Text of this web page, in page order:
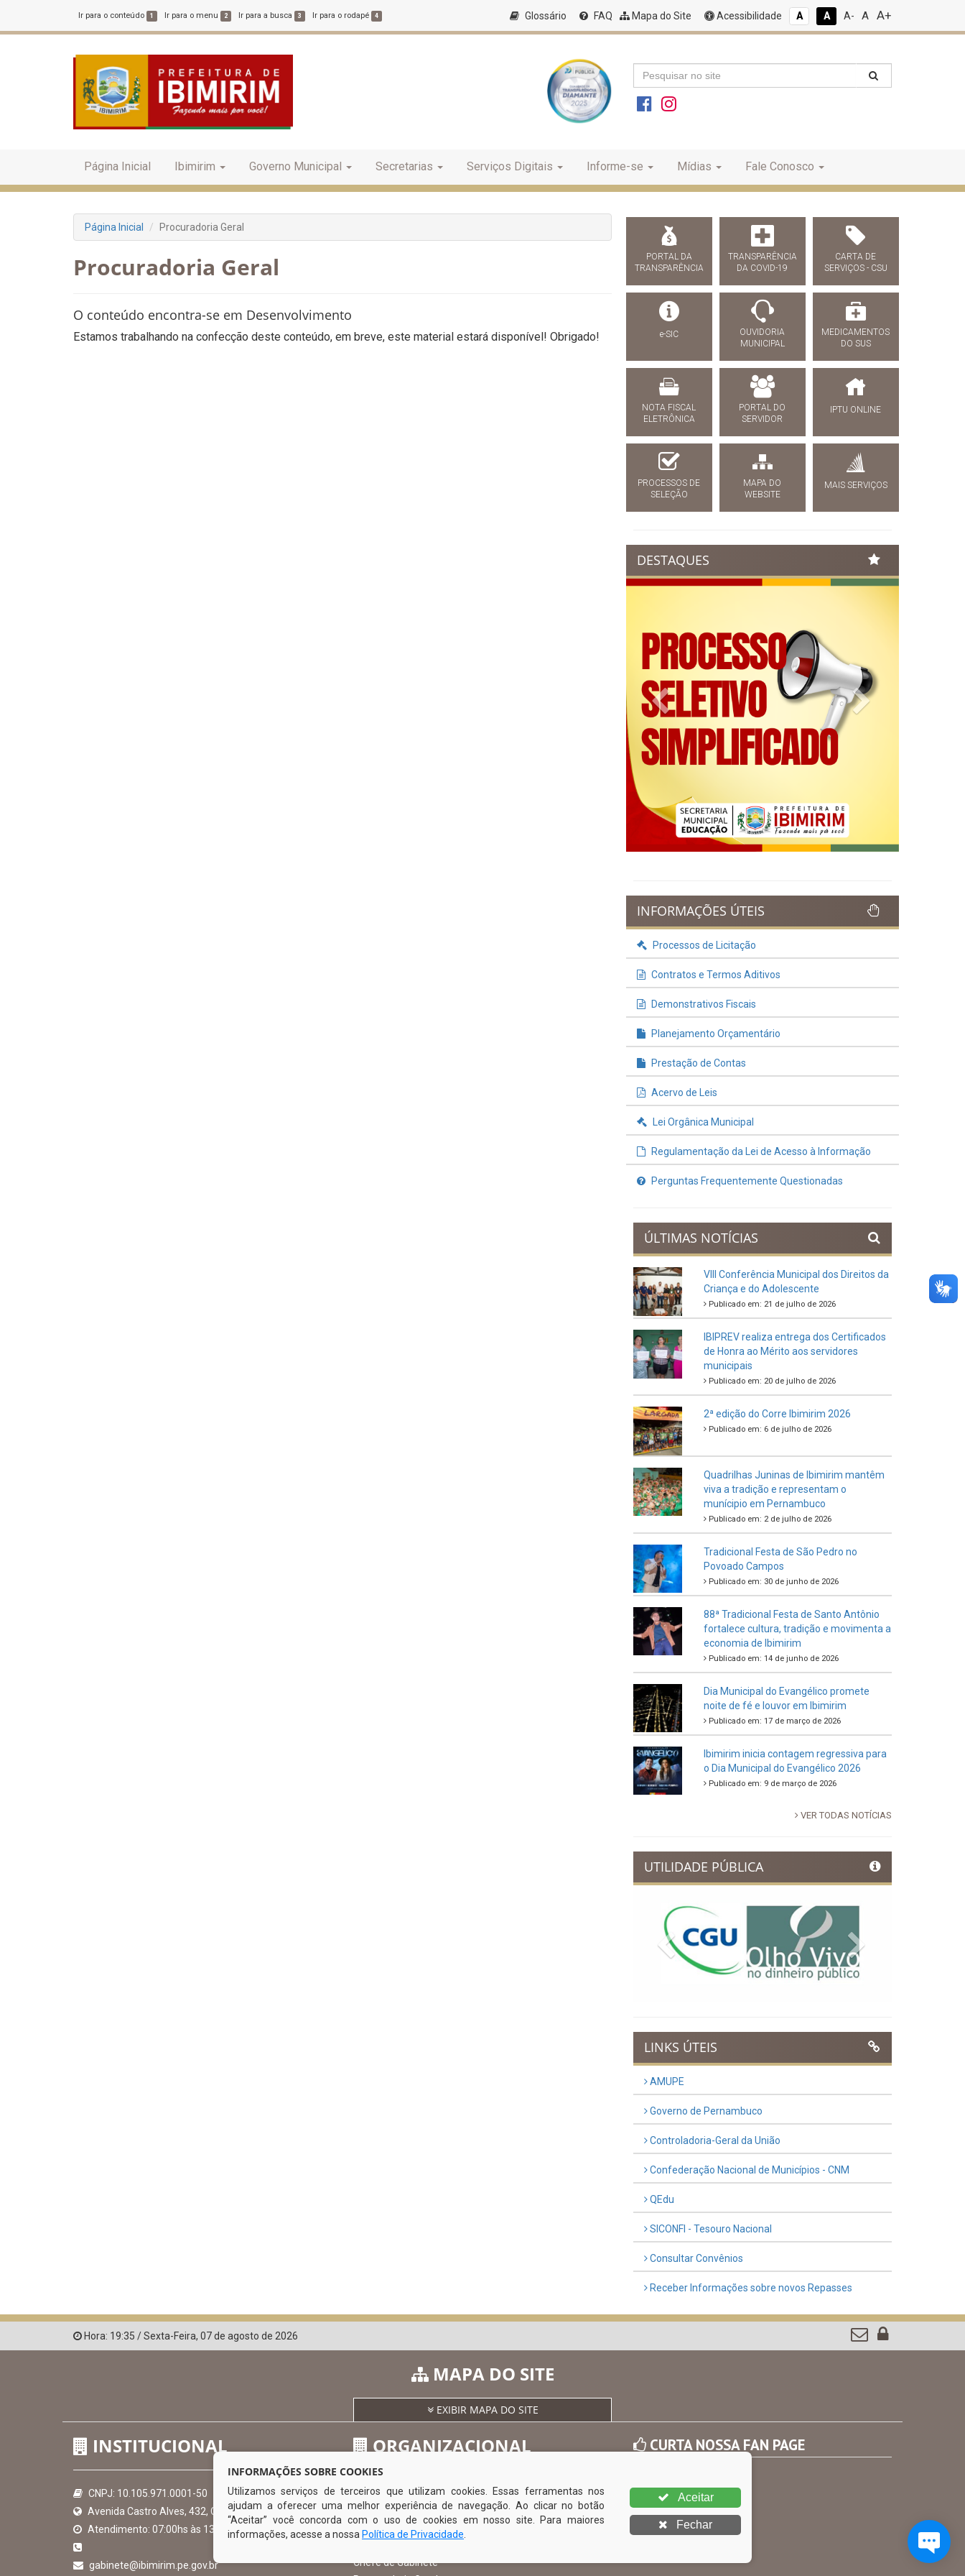
Ir para o conteúdo 1 Ir para o menu 2 Ir para a busca 3 Ir para o rodapé 4 Glossário FAQ Mapa do Site Acessibilidade A A A- A A+
Página Inicial Ibimirim Governo Municipal Secretarias Serviços Digitais Informe-se Mídias Fale Conosco
Página Inicial Procuradoria Geral
Procuradoria Geral
O conteúdo encontra-se em Desenvolvimento
Estamos trabalhando na confecção deste conteúdo, em breve, este material estará disponível! Obrigado!
PORTAL DA
TRANSPARÊNCIA
TRANSPARÊNCIA
DA COVID-19
CARTA DE
SERVIÇOS - CSU
e-SIC
OUVIDORIA
MUNICIPAL
MEDICAMENTOS
DO SUS
NOTA FISCAL
ELETRÔNICA
PORTAL DO
SERVIDOR
IPTU ONLINE
PROCESSOS DE
SELEÇÃO
MAPA DO
WEBSITE
MAIS SERVIÇOS
DESTAQUES
Previous Next
INFORMAÇÕES ÚTEIS
Processos de Licitação
Contratos e Termos Aditivos
Demonstrativos Fiscais
Planejamento Orçamentário
Prestação de Contas
Acervo de Leis
Lei Orgânica Municipal
Regulamentação da Lei de Acesso à Informação
Perguntas Frequentemente Questionadas
ÚLTIMAS NOTÍCIAS
VIII Conferência Municipal dos Direitos da
Criança e do Adolescente
Publicado em: 21 de julho de 2026
IBIPREV realiza entrega dos Certificados
de Honra ao Mérito aos servidores
municipais
Publicado em: 20 de julho de 2026
2ª edição do Corre Ibimirim 2026
Publicado em: 6 de julho de 2026
Quadrilhas Juninas de Ibimirim mantêm
viva a tradição e representam o
munícipio em Pernambuco
Publicado em: 2 de julho de 2026
Tradicional Festa de São Pedro no
Povoado Campos
Publicado em: 30 de junho de 2026
88ª Tradicional Festa de Santo Antônio
fortalece cultura, tradição e movimenta a
economia de Ibimirim
Publicado em: 14 de junho de 2026
Dia Municipal do Evangélico promete
noite de fé e louvor em Ibimirim
Publicado em: 17 de março de 2026
Ibimirim inicia contagem regressiva para
o Dia Municipal do Evangélico 2026
Publicado em: 9 de março de 2026
VER TODAS NOTÍCIAS
UTILIDADE PÚBLICA
Previous
LINKS ÚTEIS
AMUPE
Governo de Pernambuco
Controladoria-Geral da União
Confederação Nacional de Municípios - CNM
QEdu
SICONFI - Tesouro Nacional
Consultar Convênios
Receber Informações sobre novos Repasses
Hora: 19:35 /Sexta-Feira, 07 de agosto de 2026
MAPA DO SITE
EXIBIR MAPA DO SITE
INSTITUCIONAL
CNPJ: 10.105.971.0001-50
Avenida Castro Alves, 432, Centro - CEP: 56-580-000
Atendimento: 07:00hs às 13:00hs
gabinete@ibimirim.pe.gov.br
ORGANIZACIONAL
O Prefeito
Vice Prefeito
Ouvidoria Municipal
Chefe de Gabinete
CURTA NOSSA FAN PAGE
INFORMAÇÕES SOBRE COOKIES
Utilizamos serviços de terceiros que utilizam cookies. Essas ferramentas nos
ajudam a oferecer uma melhor experiência de navegação. Ao clicar no botão
“Aceitar” você concorda com o uso de cookies em nosso site. Para maiores
informações, acesse a nossa Política de Privacidade
Aceitar
Fechar